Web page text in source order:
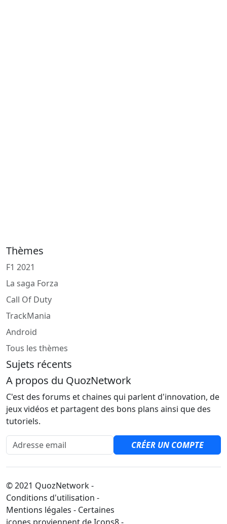
Thèmes
F1 2021
La saga Forza
Call Of Duty
TrackMania
Android
Tous les thèmes
Sujets récents
A propos du QuozNetwork
C'est des forums et chaines qui parlent d'innovation, de
jeux vidéos et partagent des bons plans ainsi que des
tutoriels.
Adresse email
CRÉER UN COMPTE
© 2021 QuozNetwork -
Conditions d'utilisation -
Mentions légales - Certaines